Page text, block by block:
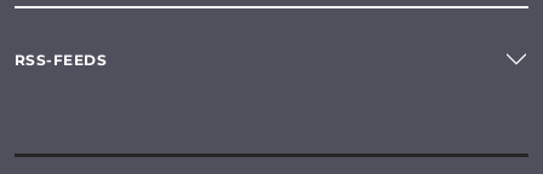
RSS-FEEDS